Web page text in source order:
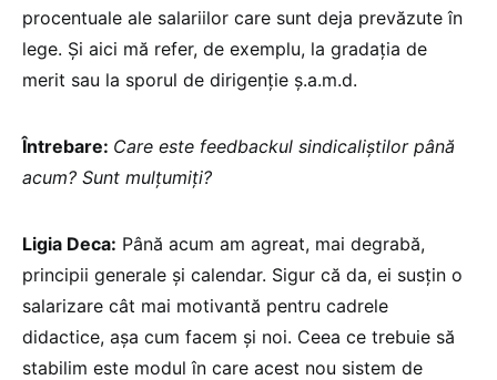
procentuale ale salariilor care sunt deja prevăzute în
lege. Și aici mă refer, de exemplu, la gradația de
merit sau la sporul de dirigenție ș.a.m.d.
Întrebare: Care este feedbackul sindicaliștilor până
acum? Sunt mulțumiți?
Ligia Deca: Până acum am agreat, mai degrabă,
principii generale și calendar. Sigur că da, ei susțin o
salarizare cât mai motivantă pentru cadrele
didactice, așa cum facem și noi. Ceea ce trebuie să
stabilim este modul în care acest nou sistem de